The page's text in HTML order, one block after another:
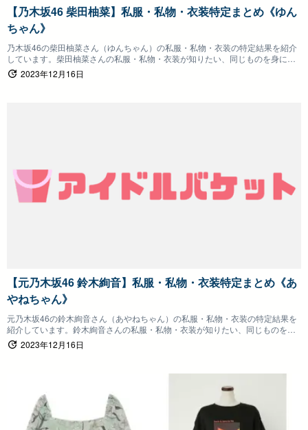
【乃木坂46 柴田柚菜】私服・私物・衣装特定まとめ《ゆん
ちゃん》
乃木坂46の柴田柚菜さん（ゆんちゃん）の私服・私物・衣装の特定結果を紹介
しています。柴田柚菜さんの私服・私物・衣装が知りたい、同じものを身につ
けたいファンの方は参考にしていただけると嬉しいです。
2023年12月16日
【元乃木坂46 鈴木絢音】私服・私物・衣装特定まとめ《あ
やねちゃん》
元乃木坂46の鈴木絢音さん（あやねちゃん）の私服・私物・衣装の特定結果を
紹介しています。鈴木絢音さんの私服・私物・衣装が知りたい、同じものを身
につけたいファンの方は参考にしていただけると嬉しいです。
2023年12月16日